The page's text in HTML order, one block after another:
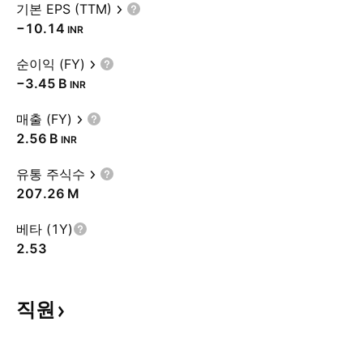
기본 EPS (TTM)
−10.14 INR
순이익 (FY)
‪−3.45 B‬ INR
매출 (FY)
‪2.56 B‬ INR
유통 주식수
‪207.26 M‬
베타 (1Y)
2.53
직원